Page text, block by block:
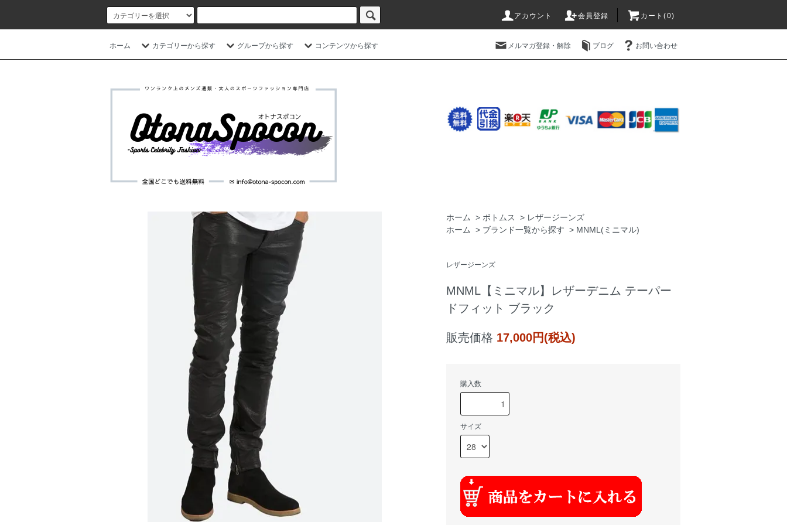
アカウント 会員登録 カート(0)
ホーム カテゴリーから探す グループから探す コンテンツから探す メルマガ登録・解除 ブログ お問い合わせ
ホーム > ボトムス > レザージーンズ
ホーム
> ブランド一覧から探す > MNML(ミニマル)
レザージーンズ
MNML【ミニマル】レザーデニム テーパー
ドフィット ブラック
販売価格 17,000円(税込)
購入数
サイズ